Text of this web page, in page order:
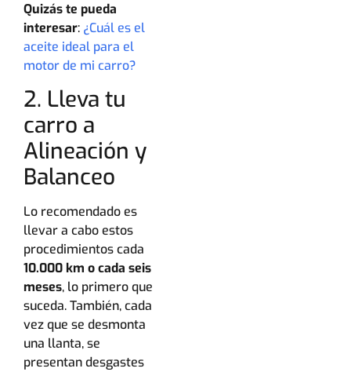
Quizás te pueda
interesar: ¿Cuál es el
aceite ideal para el
motor de mi carro?
2. Lleva tu
carro a
Alineación y
Balanceo
Lo recomendado es
llevar a cabo estos
procedimientos cada
10.000 km o cada seis
meses, lo primero que
suceda. También, cada
vez que se desmonta
una llanta, se
presentan desgastes